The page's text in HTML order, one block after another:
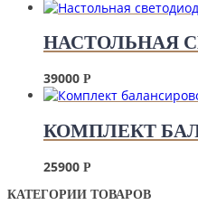
НАСТОЛЬНАЯ
39000 Р
КОМПЛЕКТ
25900 Р
КАТЕГОРИИ ТОВАРОВ